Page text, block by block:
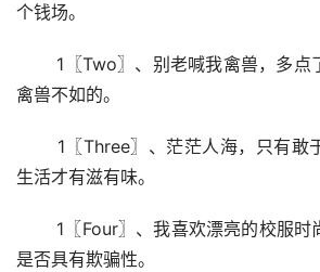
个钱场。
禽兽不如的。
生活才有滋有味。
是否具有欺骗性。